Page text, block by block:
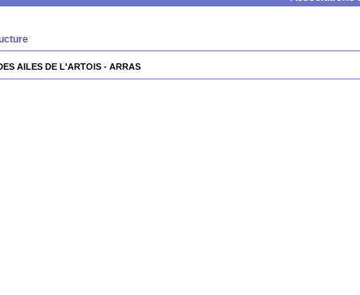
AILES DE L'ARTOIS - ARRAS